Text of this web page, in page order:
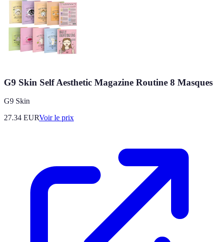
G9 Skin Self Aesthetic Magazine Routine 8 Masques
G9 Skin
27.34 EURVoir le prix